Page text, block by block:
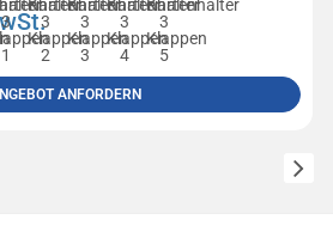
ANFORDERN